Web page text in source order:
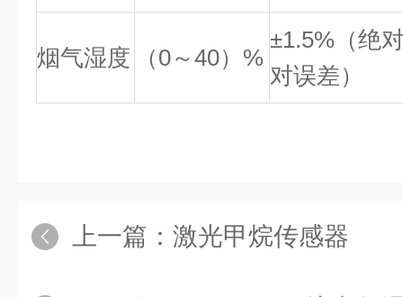
烟气湿度 （0～40）%
±1.5%（绝
对误差）
上一篇： 激光甲烷传感器